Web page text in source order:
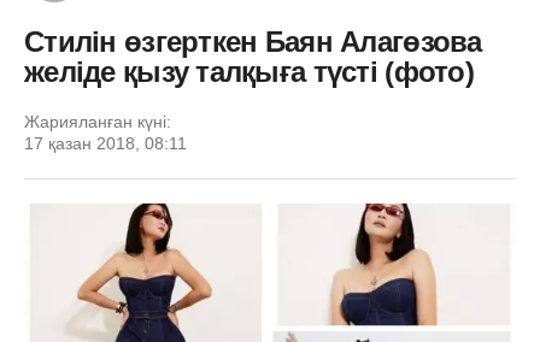
Стилін өзгерткен Баян Алагөзова
желіде қызу талқыға түсті (фото)
Жарияланған күні:
17 қазан 2018, 08:11